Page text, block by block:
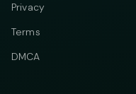
Privacy
Terms
DMCA